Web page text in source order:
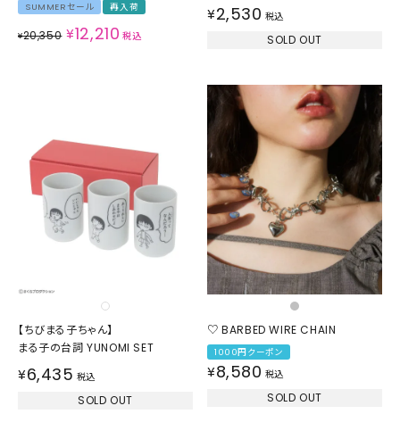
SUMMERセール
再入荷
¥20,350 ¥12,210 税込
¥2,530 税込
SOLD OUT
【ちびまる子ちゃん】
まる子の台詞 YUNOMI SET
¥6,435 税込
SOLD OUT
♡ BARBED WIRE CHAIN
1000円クーポン
¥8,580 税込
SOLD OUT